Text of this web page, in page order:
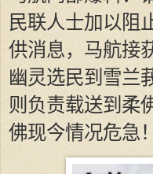
民联人士加以阻
供消息，马航接
幽灵选民到雪兰
则负责载送到柔
佛现今情况危急！